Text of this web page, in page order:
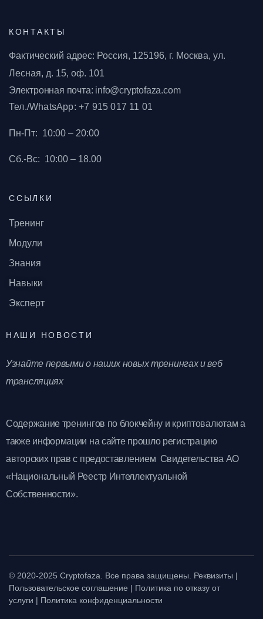
КОНТАКТЫ
Фактический адрес: Россия, 125196, г. Москва, ул.
Лесная, д. 15, оф. 101
Электронная почта: info@cryptofaza.com
Тел./WhatsApp: +7 915 017 11 01
Пн-Пт: 10:00 – 20:00
Сб.-Вс: 10:00 – 18.00
ССЫЛКИ
Тренинг
Модули
Знания
Навыки
Эксперт
НАШИ НОВОСТИ
Узнайте первыми о наших новых тренингах и веб
трансляциях
Содержание тренингов по блокчейну и криптовалютам а
также информации на сайте прошло регистрацию
авторских прав с предоставлением Свидетельства АО
«Национальный Реестр Интеллектуальной
Собственности».
© 2020-2025 Cryptofaza. Все права защищены. Реквизиты |
Пользовательское соглашение | Политика по отказу от
услуги | Политика конфиденциальности